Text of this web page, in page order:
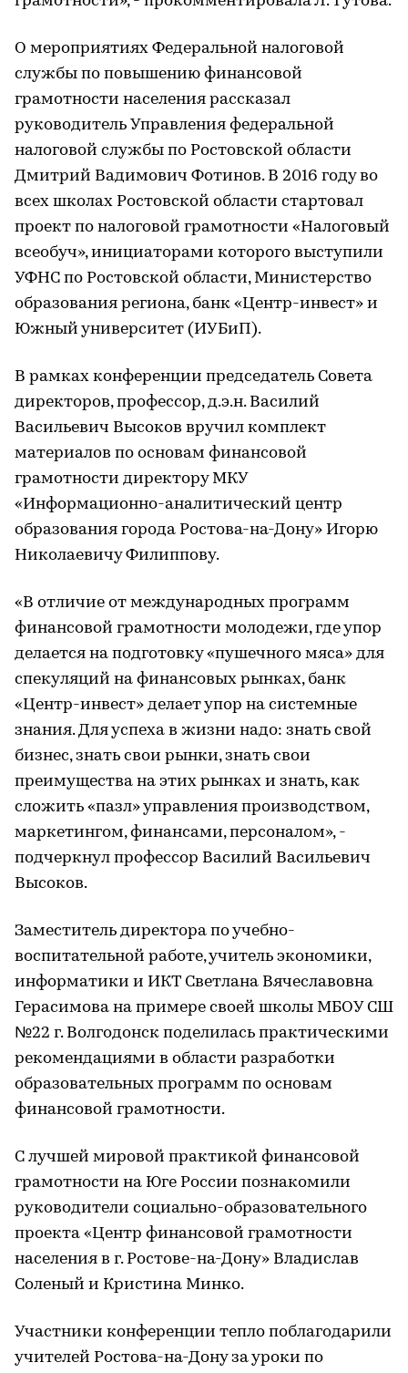
О мероприятиях Федеральной налоговой
службы по повышению финансовой
грамотности населения рассказал
руководитель Управления федеральной
налоговой службы по Ростовской области
Дмитрий Вадимович Фотинов. В 2016 году во
всех школах Ростовской области стартовал
проект по налоговой грамотности «Налоговый
всеобуч», инициаторами которого выступили
УФНС по Ростовской области, Министерство
образования региона, банк «Центр-инвест» и
Южный университет (ИУБиП).
В рамках конференции председатель Совета
директоров, профессор, д.э.н. Василий
Васильевич Высоков вручил комплект
материалов по основам финансовой
грамотности директору МКУ
«Информационно-аналитический центр
образования города Ростова-на-Дону» Игорю
Николаевичу Филиппову.
«В отличие от международных программ
финансовой грамотности молодежи, где упор
делается на подготовку «пушечного мяса» для
спекуляций на финансовых рынках, банк
«Центр-инвест» делает упор на системные
знания. Для успеха в жизни надо: знать свой
бизнес, знать свои рынки, знать свои
преимущества на этих рынках и знать, как
сложить «пазл» управления производством,
маркетингом, финансами, персоналом», -
подчеркнул профессор Василий Васильевич
Высоков.
Заместитель директора по учебно-
воспитательной работе, учитель экономики,
информатики и ИКТ Светлана Вячеславовна
Герасимова на примере своей школы МБОУ СШ
№22 г. Волгодонск поделилась практическими
рекомендациями в области разработки
образовательных программ по основам
финансовой грамотности.
С лучшей мировой практикой финансовой
грамотности на Юге России познакомили
руководители социально-образовательного
проекта «Центр финансовой грамотности
населения в г. Ростове-на-Дону» Владислав
Соленый и Кристина Минко.
Участники конференции тепло поблагодарили
учителей Ростова-на-Дону за уроки по